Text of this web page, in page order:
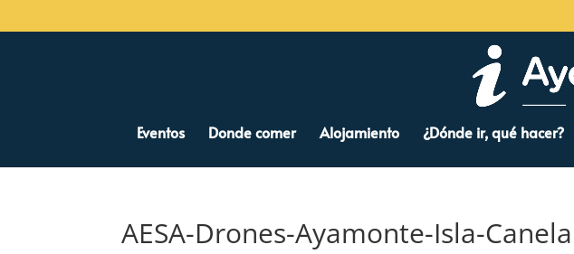
Eventos Donde comer Alojamiento ¿Dónde ir, qué hacer?
AESA-Drones-Ayamonte-Isla-Canela